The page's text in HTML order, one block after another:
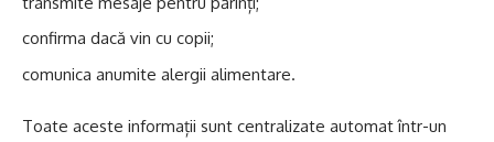
confirma dacă vin cu copii;
comunica anumite alergii alimentare.
Toate aceste informații sunt centralizate automat într-un